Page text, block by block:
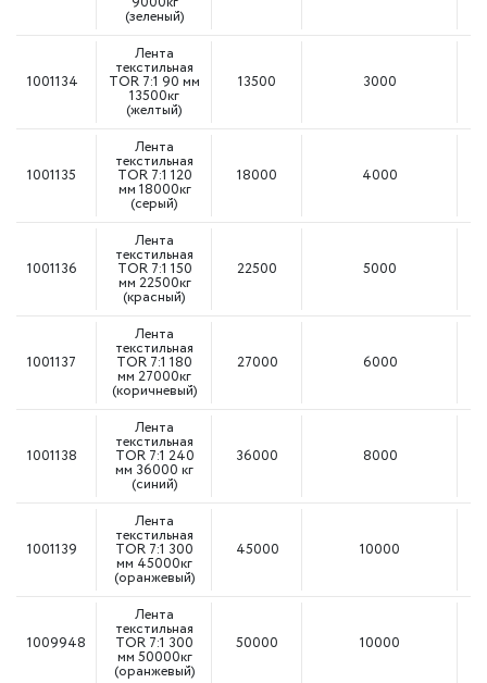
(зеленый)
1001134
Лента
текстильная
TOR 7:1 90 мм
13500кг
(желтый)
13500 3000
1001135
Лента
текстильная
TOR 7:1 120
мм 18000кг
(серый)
18000 4000
1001136
Лента
текстильная
TOR 7:1 150
мм 22500кг
(красный)
22500 5000
1001137
Лента
текстильная
TOR 7:1 180
мм 27000кг
(коричневый)
27000 6000
1001138
Лента
текстильная
TOR 7:1 240
мм 36000 кг
(синий)
36000 8000
1001139
Лента
текстильная
TOR 7:1 300
мм 45000кг
(оранжевый)
45000 10000
1009948
Лента
текстильная
TOR 7:1 300
мм 50000кг
(оранжевый)
50000 10000